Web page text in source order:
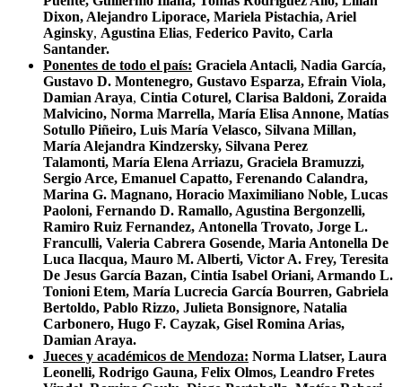
Dixon, Alejandro Liporace, Mariela Pistachia, Ariel
Aginsky, Agustina Elias, Federico Pavito, Carla
Santander.
Ponentes de todo el país: Graciela Antacli, Nadia García,
Gustavo D. Montenegro, Gustavo Esparza, Efrain Viola,
Damian Araya, Cintia Coturel, Clarisa Baldoni, Zoraida
Malvicino, Norma Marrella, María Elisa Annone, Matías
Sotullo Piñeiro, Luis María Velasco, Silvana Millan,
María Alejandra Kindzersky, Silvana Perez
Talamonti, María Elena Arriazu, Graciela Bramuzzi,
Sergio Arce, Emanuel Capatto, Ferenando Calandra,
Marina G. Magnano, Horacio Maximiliano Noble, Lucas
Paoloni, Fernando D. Ramallo, Agustina Bergonzelli,
Ramiro Ruiz Fernandez, Antonella Trovato, Jorge L.
Franculli, Valeria Cabrera Gosende, Maria Antonella De
Luca Ilacqua, Mauro M. Alberti, Victor A. Frey, Teresita
De Jesus García Bazan, Cintia Isabel Oriani, Armando L.
Tonioni Etem, María Lucrecia García Bourren, Gabriela
Bertoldo, Pablo Rizzo, Julieta Bonsignore, Natalia
Carbonero, Hugo F. Cayzak, Gisel Romina Arias,
Damian Araya.
Jueces y académicos de Mendoza: Norma Llatser, Laura
Leonelli, Rodrigo Gauna, Felix Olmos, Leandro Fretes